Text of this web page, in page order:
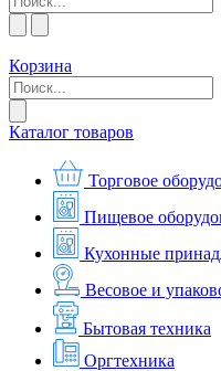
Корзина
Каталог товаров
Торговое
Пищевое
Кухонные
Весовое и
Бытовая техника
Оргтехника